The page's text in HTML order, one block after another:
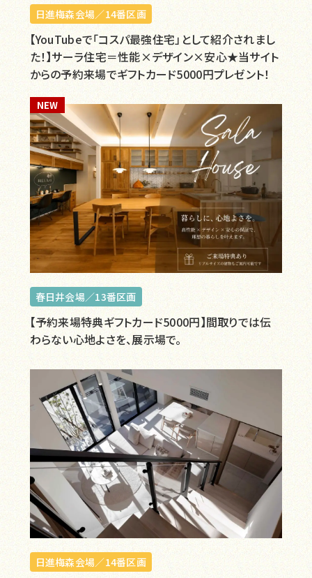
日進梅森会場／14番区画
【YouTubeで「コスパ最強住宅」として紹介されまし
た！】サーラ住宅＝性能×デザイン×安心★当サイト
からの予約来場でギフトカード5000円プレゼント！
NEW
春日井会場／13番区画
【予約来場特典ギフトカード5000円】間取りでは伝
わらない心地よさを、展示場で。
日進梅森会場／14番区画